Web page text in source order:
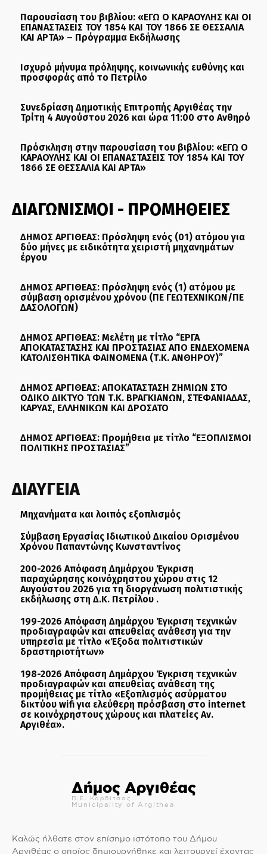
Παρουσίαση του βιβλίου: «ΕΓΩ Ο ΚΑΡΑΟΥΛΗΣ ΚΑΙ ΟΙ
ΕΠΑΝΑΣΤΑΣΕΙΣ ΤΟΥ 1854 ΚΑΙ ΤΟΥ 1866 ΣΕ ΘΕΣΣΑΛΙΑ
ΚΑΙ ΑΡΤΑ» – Πρόγραμμα Εκδήλωσης
Ισχυρό μήνυμα πρόληψης, κοινωνικής ευθύνης και
προσφοράς από το Πετρίλο
Συνεδρίαση Δημοτικής Επιτροπής Αργιθέας την
Τρίτη 4 Αυγούστου 2026 και ώρα 11:00 στο Ανθηρό
Πρόσκληση στην παρουσίαση του βιβλίου: «ΕΓΩ Ο
ΚΑΡΑΟΥΛΗΣ ΚΑΙ ΟΙ ΕΠΑΝΑΣΤΑΣΕΙΣ ΤΟΥ 1854 ΚΑΙ ΤΟΥ
1866 ΣΕ ΘΕΣΣΑΛΙΑ ΚΑΙ ΑΡΤΑ»
ΔΙΑΓΩΝΙΣΜΟΙ - ΠΡΟΜΗΘΕΙΕΣ
ΔΗΜΟΣ ΑΡΓΙΘΕΑΣ: Πρόσληψη ενός (01) ατόμου για
δύο μήνες με ειδικότητα χειριστή μηχανημάτων
έργου
ΔΗΜΟΣ ΑΡΓΙΘΕΑΣ: Πρόσληψη ενός (1) ατόμου με
σύμβαση ορισμένου χρόνου (ΠΕ ΓΕΩΤΕΧΝΙΚΩΝ/ΠΕ
ΔΑΣΟΛΟΓΩΝ)
ΔΗΜΟΣ ΑΡΓΙΘΕΑΣ: Μελέτη με τίτλο “ΕΡΓΑ
ΑΠΟΚΑΤΑΣΤΑΣΗΣ ΚΑΙ ΠΡΟΣΤΑΣΙΑΣ ΑΠΟ ΕΝΔΕΧΟΜΕΝΑ
ΚΑΤΟΛΙΣΘΗΤΙΚΑ ΦΑΙΝΟΜΕΝΑ (Τ.Κ. ΑΝΘΗΡΟΥ)”
ΔΗΜΟΣ ΑΡΓΙΘΕΑΣ: ΑΠΟΚΑΤΑΣΤΑΣΗ ΖΗΜΙΩΝ ΣΤΟ
ΟΔΙΚΟ ΔΙΚΤΥΟ ΤΩΝ Τ.Κ. ΒΡΑΓΚΙΑΝΩΝ, ΣΤΕΦΑΝΙΑΔΑΣ,
ΚΑΡΥΑΣ, ΕΛΛΗΝΙΚΩΝ ΚΑΙ ΔΡΟΣΑΤΟ
ΔΗΜΟΣ ΑΡΓΙΘΕΑΣ: Προμήθεια με τίτλο “ΕΞΟΠΛΙΣΜΟΙ
ΠΟΛΙΤΙΚΗΣ ΠΡΟΣΤΑΣΙΑΣ”
ΔΙΑΥΓΕΙΑ
Μηχανήματα και λοιπός εξοπλισμός
Σύμβαση Εργασίας Ιδιωτικού Δικαίου Ορισμένου
Χρόνου Παπαντώνης Κωνσταντίνος
200-2026 Απόφαση Δημάρχου Έγκριση
παραχώρησης κοινόχρηστου χώρου στις 12
Αυγούστου 2026 για τη διοργάνωση πολιτιστικής
εκδήλωσης στη Δ.Κ. Πετρίλου .
199-2026 Απόφαση Δημάρχου Έγκριση τεχνικών
προδιαγραφών και απευθείας ανάθεση για την
υπηρεσία με τίτλο «Έξοδα πολιτιστικών
δραστηριοτήτων»
198-2026 Απόφαση Δημάρχου Έγκριση τεχνικών
προδιαγραφών και απευθείας ανάθεση της
προμήθειας με τίτλο «Εξοπλισμός ασύρματου
δικτύου wifi για ελεύθερη πρόσβαση στο internet
σε κοινόχρηστους χώρους και πλατείες Αν.
Αργιθέα».
Δήμος Αργιθέας
Π.Ε. Καρδίτσας
Municipality of Argithea
Καλώς ήλθατε στον επίσημο ιστότοπο του Δήμου
Αργιθέας ο οποίος δημιουργήθηκε και λειτουργεί έχοντας